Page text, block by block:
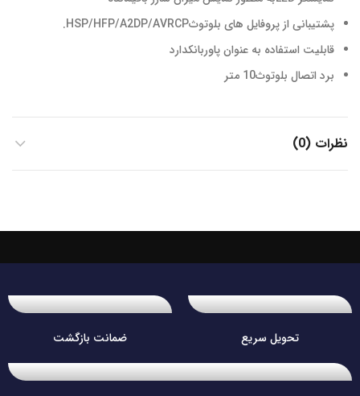
پشتیبانی از پروفایل های بلوتوثHSP/HFP/A2DP/AVRCP.
قابلیت استفاده به عنوان پاوربانکدارد
برد اتصال بلوتوث10 متر
نظرات (0)
تحویل سریع ضمانت بازگشت